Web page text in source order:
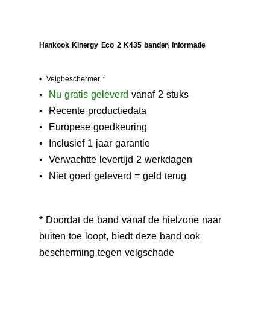
Hankook Kinergy Eco 2 K435 banden informatie
• Velgbeschermer *
• N u gratis geleverd vanaf 2 stuks
• Recente productiedata
• Europese goedkeuring
• Inclusief 1 jaar garantie
• Verwachtte levertijd 2 werkdagen
• Niet goed geleverd = geld terug
* Doordat de band vanaf de hielzone naar
buiten toe loopt, biedt deze band ook
bescherming tegen velgschade